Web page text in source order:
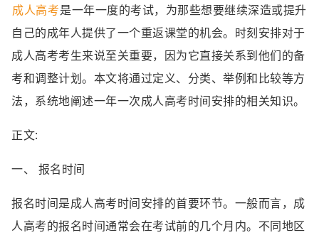
成人高考是一年一度的考试，为那些想要继续深造或提升
自己的成年人提供了一个重返课堂的机会。时刻安排对于
成人高考考生来说至关重要，因为它直接关系到他们的备
考和调整计划。本文将通过定义、分类、举例和比较等方
法，系统地阐述一年一次成人高考时间安排的相关知识。
正文:
一、 报名时间
报名时间是成人高考时间安排的首要环节。一般而言，成
人高考的报名时间通常会在考试前的几个月内。不同地区